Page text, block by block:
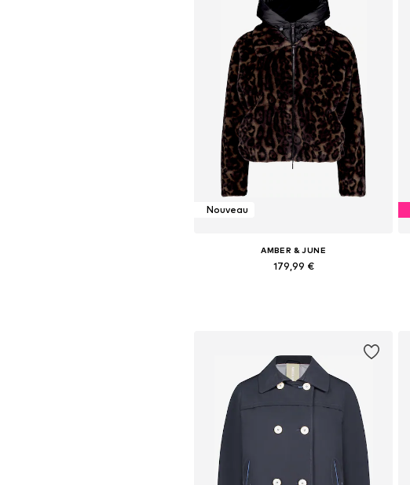
Nouveau
AMBER & JUNE
179,99 €